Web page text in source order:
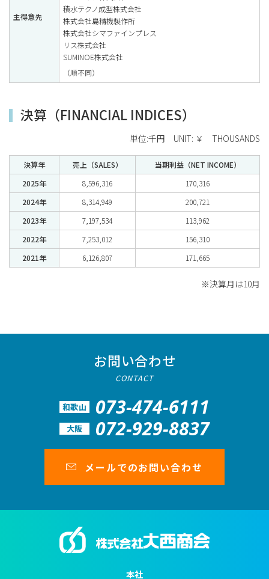
主得意先
積水テクノ成型株式会社
株式会社島精機製作所
株式会社シマファインプレス
リス株式会社
SUMINOE株式会社
（順不同）
決算（FINANCIAL INDICES）
単位:千円 UNIT: ￥ THOUSANDS
決算年 売上（SALES）
当期利益（NET INCOME）
2025年
8,596,316
170,316
2024年
8,314,949
200,721
2023年
7,197,534
113,962
2022年
7,253,012
156,310
2021年
6,126,807 171,665
※決算月は10月
お問い合わせ
CONTACT
和歌山 073-474-6111
大阪 072-929-8837
メールでのお問い合わせ
本社